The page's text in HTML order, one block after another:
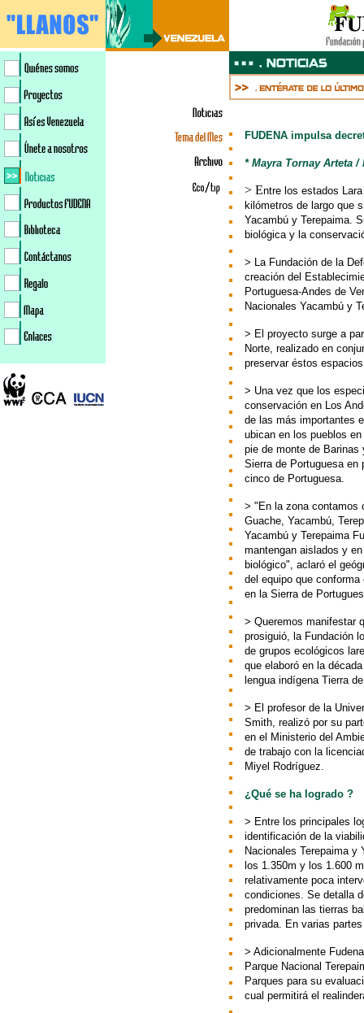
FUDENA impulsa
* Mayra Tornay Arteta
> Entre los estados
kilómetros de largo que
Yacambú y Terepaima.
biológica y la
> La Fundación de la
creación del
Portuguesa-Andes de
Nacionales Yacambú y
> El proyecto surge a
Norte, realizado en
preservar éstos
> Una vez que los
conservación en Los
de las más importantes
ubican en los pueblos
pie de monte de
Sierra de Portuguesa en
cinco de Portuguesa.
> "En la zona contamos
Guache, Yacambú,
Yacambú y Terepaima
mantengan aislados y
biológico", aclaró el
del equipo que
en la Sierra de
> Queremos manifestar
prosiguió, la Fundación
de grupos ecológicos
que elaboró en la
lengua indígena Tierra
> El profesor de la
Smith, realizó por su
en el Ministerio del
de trabajo con la
Miyel Rodríguez.
¿Qué se ha logrado ?
> Entre los principales
identificación de la
Nacionales Terepaima y
los 1.350m y los 1.600
relativamente poca
condiciones. Se detalla
predominan las tierras
privada. En varias
> Adicionalmente
Parque Nacional
Parques para su
cual permitirá el